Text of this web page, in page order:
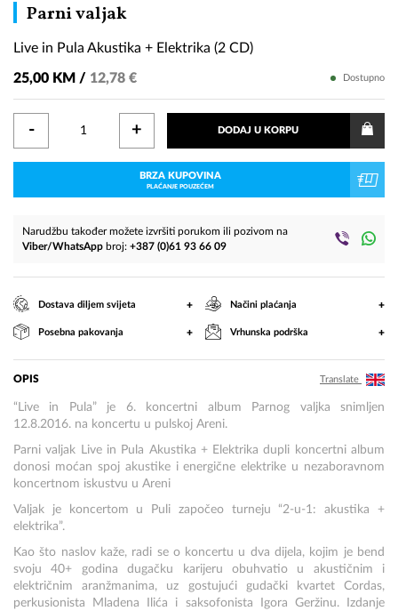
Parni valjakLive
Pula
Akustika
+
Elektrika
(2
CD)
Live in Pula Akustika + Elektrika (2 CD)
25,00 KM / 12,78 € Dostupno
- + DODAJ U KORPU
BRZA KUPOVINA
PLAĆANJE POUZEĆEM
Narudžbu također možete izvršiti porukom ili pozivom na
Viber/WhatsApp broj: +387 (0)61 93 66 09
Dostava diljem svijeta + Načini plaćanja +
Posebna pakovanja + Vrhunska podrška +
OPIS Translate
“Live in Pula” je 6. koncertni album Parnog valjka snimljen
12.8.2016. na koncertu u pulskoj Areni.
Parni valjak Live in Pula Akustika + Elektrika dupli koncertni album
donosi moćan spoj akustike i energične elektrike u nezaboravnom
koncertnom iskustvu u Areni
Valjak je koncertom u Puli započeo turneju “2-u-1: akustika +
elektrika”.
Kao što naslov kaže, radi se o koncertu u dva dijela, kojim je bend
svoju 40+ godina dugačku karijeru obuhvatio u akustičnim i
električnim aranžmanima, uz gostujući gudački kvartet Cordas,
perkusionista Mladena Ilića i saksofonista Igora Geržinu. Izdanje